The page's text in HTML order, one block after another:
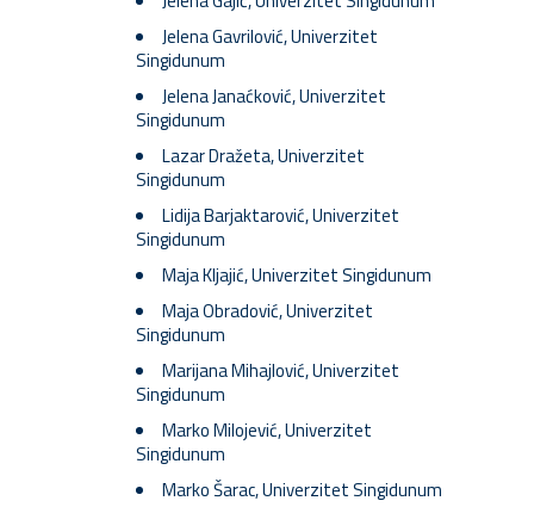
Jelena Gavrilović, Univerzitet
Singidunum
Jelena Janaćković, Univerzitet
Singidunum
Lazar Dražeta, Univerzitet
Singidunum
Lidija Barjaktarović, Univerzitet
Singidunum
Maja Kljajić, Univerzitet Singidunum
Maja Obradović, Univerzitet
Singidunum
Marijana Mihajlović, Univerzitet
Singidunum
Marko Milojević, Univerzitet
Singidunum
Marko Šarac, Univerzitet Singidunum